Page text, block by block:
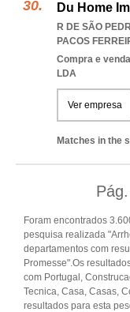
Du Home
R DE SÃO
PACOS
Compra e
LDA
Ver empresa
Matches in the
Pág.
Foram encontrados
pesquisa realizada
departamentos com
Promesse".Os
com Portugal,
Tecnica, Casa, Casas,
resultados para esta